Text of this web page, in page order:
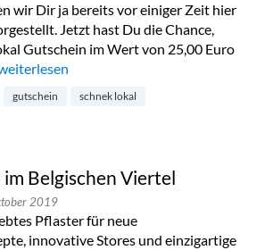
wir Dir ja bereits vor einiger Zeit hier
Jetzt hast Du die Chance,
Gutschein im Wert von 25,00 Euro
5: 3 x 1 Schenk Lokal Gutschein“
gutschein schnek lokal
Belgischen Viertel
2019
Pflaster für neue
innovative Stores und einzigartige